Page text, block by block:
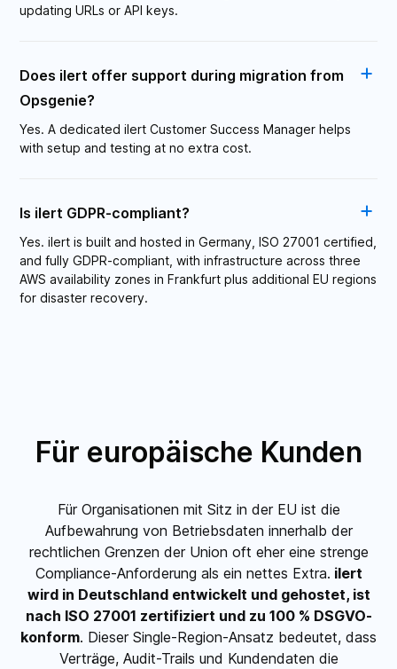
updating URLs or API keys.
Does ilert offer support during migration from
Opsgenie?
Yes. A dedicated ilert Customer Success Manager helps
with setup and testing at no extra cost.
Is ilert GDPR-compliant?
Yes. ilert is built and hosted in Germany, ISO 27001 certified,
and fully GDPR-compliant, with infrastructure across three
AWS availability zones in Frankfurt plus additional EU regions
for disaster recovery.
Für europäische Kunden
Für Organisationen mit Sitz in der EU ist die
Aufbewahrung von Betriebsdaten innerhalb der
rechtlichen Grenzen der Union oft eher eine strenge
Compliance-Anforderung als ein nettes Extra. ilert
wird in Deutschland entwickelt und gehostet, ist
nach ISO 27001 zertifiziert und zu 100 % DSGVO-
konform. Dieser Single-Region-Ansatz bedeutet, dass
Verträge, Audit-Trails und Kundendaten die